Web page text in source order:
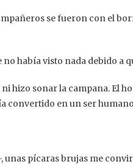
se fueron con el
había visto nada debido a
hizo sonar la campana. El
convertido en un ser
pícaras brujas me